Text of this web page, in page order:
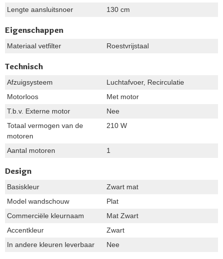
Lengte aansluitsnoer
130 cm
Eigenschappen
Materiaal vetfilter Roestvrijstaal
Technisch
Afzuigsysteem
Luchtafvoer, Recirculatie
Motorloos
Met motor
T.b.v. Externe motor
Nee
Totaal vermogen van de
motoren
210 W
Aantal motoren 1
Design
Basiskleur
Zwart mat
Model wandschouw
Plat
Commerciële kleurnaam
Mat Zwart
Accentkleur
Zwart
In andere kleuren leverbaar
Nee